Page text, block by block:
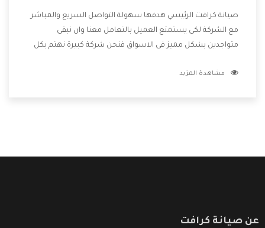
صيانة كرافت الرئيسي هدفها سهولة التواصل السريع والمباشر
مع الشركة لكى يستمتع العميل بالتعامل معنا وان نبقى
متواجدين بشكل مميز فى الاسواق فنحن شركة كبيرة نهتم بكل
الشركة بها والتى تكون منها خدمة الصيانة التى تكون من أهم
مشاهدة المزيد
عن صيانة كرافت